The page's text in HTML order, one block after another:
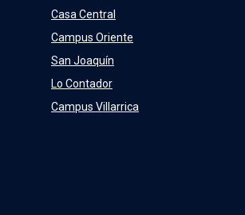
Casa Central
Campus Oriente
San Joaquín
Lo Contador
Campus Villarrica